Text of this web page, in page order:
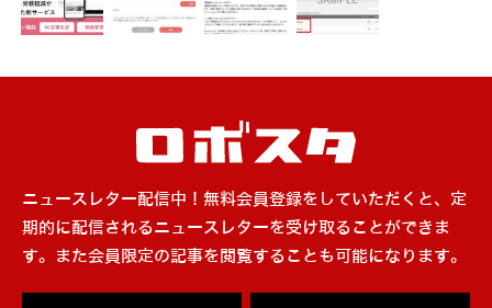
ニュースレター配信中！無料会員登録をしていただくと、定
期的に配信されるニュースレターを受け取ることができま
す。また会員限定の記事を閲覧することも可能になります。